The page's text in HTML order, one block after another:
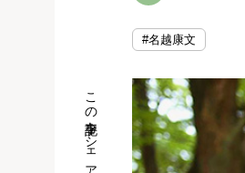
#名越康文
この記事をシェア